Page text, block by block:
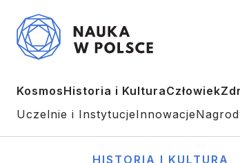
KosmosHistoria i KulturaCzłowiek
Uczelnie i InstytucjeInnowacje
HISTORIA I KULTURA